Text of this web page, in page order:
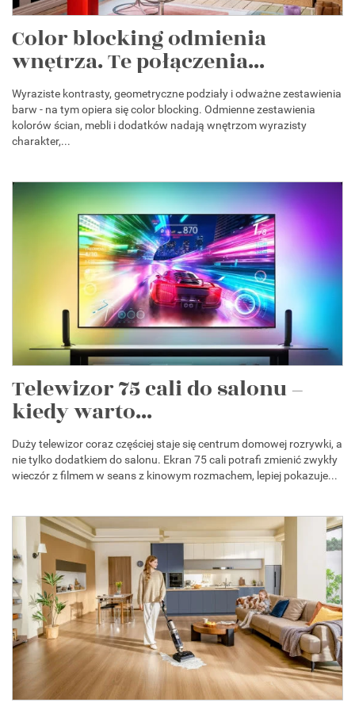
Color blocking odmienia
wnętrza. Te połączenia...
Wyraziste kontrasty, geometryczne podziały i odważne zestawienia
barw - na tym opiera się color blocking. Odmienne zestawienia
kolorów ścian, mebli i dodatków nadają wnętrzom wyrazisty
charakter,...
Telewizor 75 cali do salonu –
kiedy warto...
Duży telewizor coraz częściej staje się centrum domowej rozrywki, a
nie tylko dodatkiem do salonu. Ekran 75 cali potrafi zmienić zwykły
wieczór z filmem w seans z kinowym rozmachem, lepiej pokazuje...